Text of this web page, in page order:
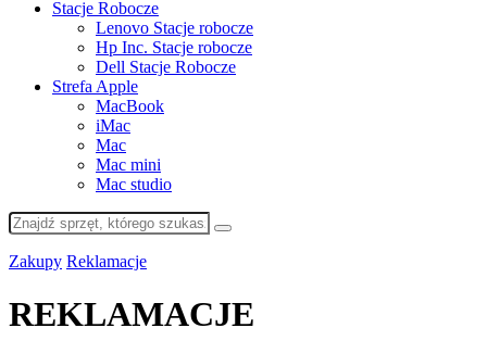
Stacje Robocze
Lenovo Stacje robocze
Hp Inc. Stacje robocze
Dell Stacje Robocze
Strefa Apple
MacBook
iMac
Mac
Mac mini
Mac studio
Zakupy Reklamacje
REKLAMACJE